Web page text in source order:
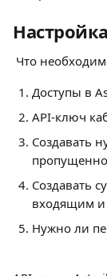
Что
Доступы в
API-ключ
Создавать
Создавать
входящим и
Нужно ли